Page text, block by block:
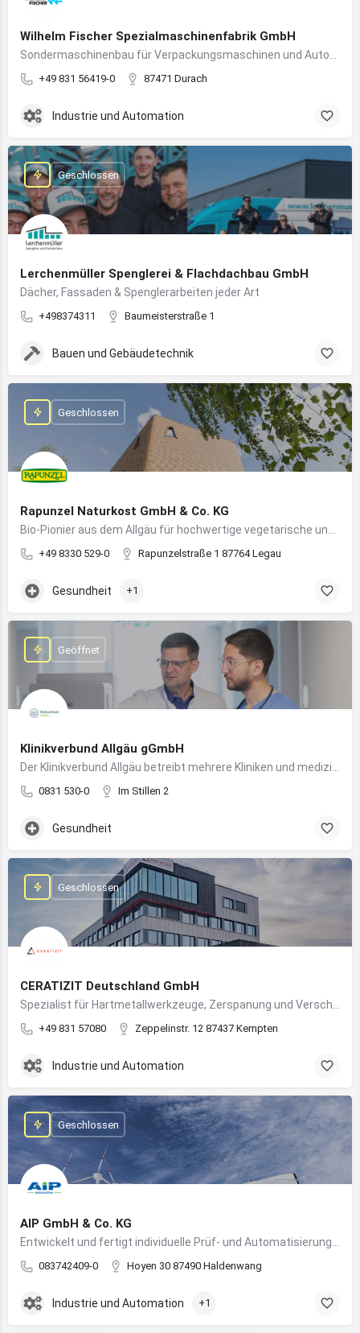
Wilhelm Fischer Spezialmaschinenfabrik GmbH
+49 831 56419-0 87471 Durach
Industrie und Automation
Lerchenmüller Spenglerei & Flachdachbau GmbH
Dächer, Fassaden & Spenglerarbeiten jeder Art
+498374311 Baumeisterstraße 1
Geschlossen
Bauen und Gebäudetechnik
Rapunzel Naturkost GmbH & Co. KG
+49 8330 529-0 Rapunzelstraße 1 87764 Legau
Geschlossen
Gesundheit +1
Klinikverbund Allgäu gGmbH
0831 530-0 Im Stillen 2
Geöffnet
Gesundheit
CERATIZIT Deutschland GmbH
+49 831 57080 Zeppelinstr. 12 87437 Kempten
Geschlossen
Industrie und Automation
AIP GmbH & Co. KG
083742409-0 Hoyen 30 87490 Haldenwang
Geschlossen
Industrie und Automation +1